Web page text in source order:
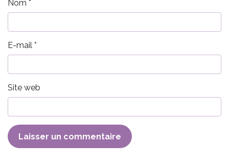
Nom *
E-mail *
Site web